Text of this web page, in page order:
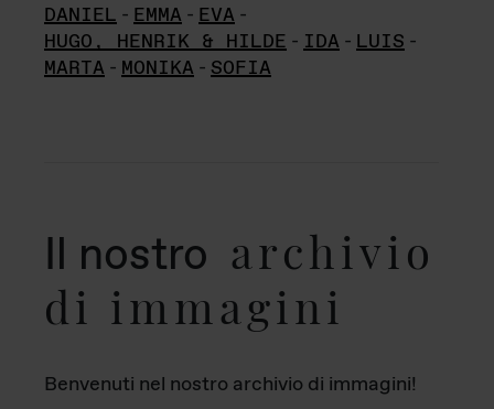
DANIEL - EMMA - EVA -
HUGO, HENRIK & HILDE - IDA - LUIS -
MARTA - MONIKA - SOFIA
Il nostro archivio
di immagini
Benvenuti nel nostro archivio di immagini!